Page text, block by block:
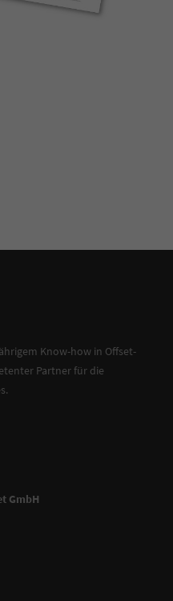
Know-how in Offset-
Partner für die
GmbH